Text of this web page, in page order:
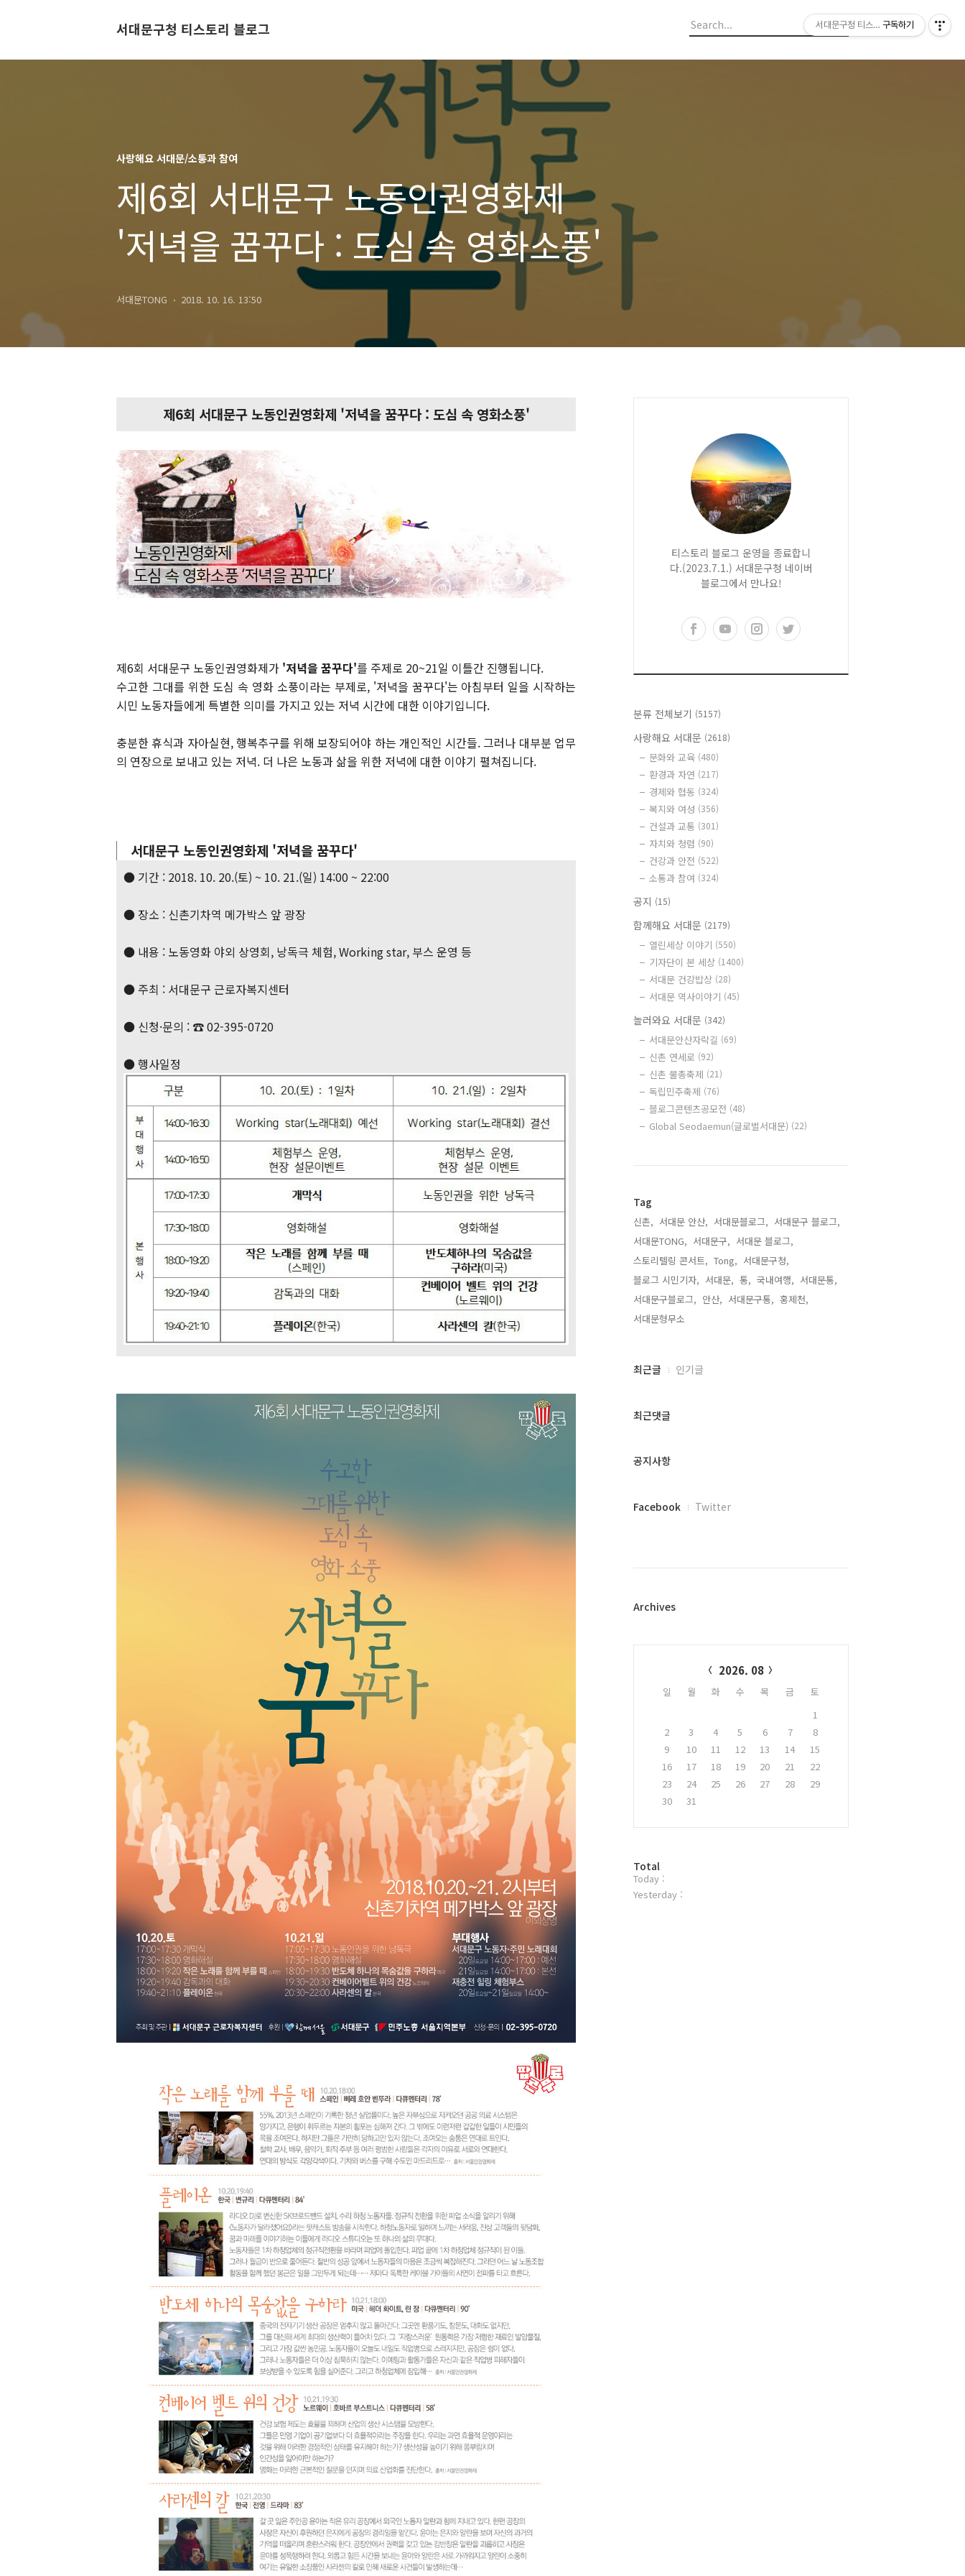
서대문구청 티스토리 블로그
사랑해요 서대문/소통과 참여
제6회 서대문구 노동인권영화제
'저녁을 꿈꾸다 : 도심 속 영화소풍'
서대문TONG 2018. 10. 16. 13:50
제6회 서대문구 노동인권영화제 '저녁을 꿈꾸다 : 도심 속 영화소풍'
제6회 서대문구 노동인권영화제가 '저녁을 꿈꾸다'를 주제로 20~21일 이틀간 진행됩니다.
수고한 그대를 위한 도심 속 영화 소풍이라는 부제로, '저녁을 꿈꾸다'는 아침부터 일을 시작하는
시민 노동자들에게 특별한 의미를 가지고 있는 저녁 시간에 대한 이야기입니다.
충분한 휴식과 자아실현, 행복추구를 위해 보장되어야 하는 개인적인 시간들. 그러나 대부분 업무
의 연장으로 보내고 있는 저녁. 더 나은 노동과 삶을 위한 저녁에 대한 이야기 펼쳐집니다.
서대문구 노동인권영화제 '저녁을 꿈꾸다'
● 기간 : 2018. 10. 20.(토) ~ 10. 21.(일) 14:00 ~ 22:00
● 장소 : 신촌기차역 메가박스 앞 광장
● 내용 : 노동영화 야외 상영회, 낭독극 체험, Working star, 부스 운영 등
● 주최 : 서대문구 근로자복지센터
● 신청·문의 : ☎ 02-395-0720
● 행사일정
티스토리 블로그 운영을 종료합니
다.(2023.7.1.) 서대문구청 네이버
블로그에서 만나요!
분류 전체보기 (5157)
사랑해요 서대문 (2618)
문화와 교육 (480)
환경과 자연 (217)
경제와 협동 (324)
복지와 여성 (356)
건설과 교통 (301)
자치와 청렴 (90)
건강과 안전 (522)
소통과 참여 (324)
공지 (15)
함께해요 서대문 (2179)
열린세상 이야기 (550)
기자단이 본 세상 (1400)
서대문 건강밥상 (28)
서대문 역사이야기 (45)
놀러와요 서대문 (342)
서대문안산자락길 (69)
신촌 연세로 (92)
신촌 물총축제 (21)
독립민주축제 (76)
블로그콘텐츠공모전 (48)
Global Seodaemun(글로벌서대문) (22)
Tag
신촌, 서대문 안산, 서대문블로그, 서대문구 블로그,
서대문TONG, 서대문구, 서대문 블로그,
스토리텔링 콘서트, Tong, 서대문구청,
블로그 시민기자, 서대문, 통, 국내여행, 서대문통,
서대문구블로그, 안산, 서대문구통, 홍제천,
서대문형무소,
최
과
글
최근글 인기글
최근댓글
공지사항
페
플
Facebook Twitter
Archives
2026. 08
일 월 화 수 목 금
토
1
2
3 4 5 6 7
8
9
10 11 12 13 14
15
16
17 18 19 20 21
22
23
24 25 26 27 28
29
30
31
방
문
자
Total
Today :
Yesterday :
서대문구청 티스토리 블로그
구독하기